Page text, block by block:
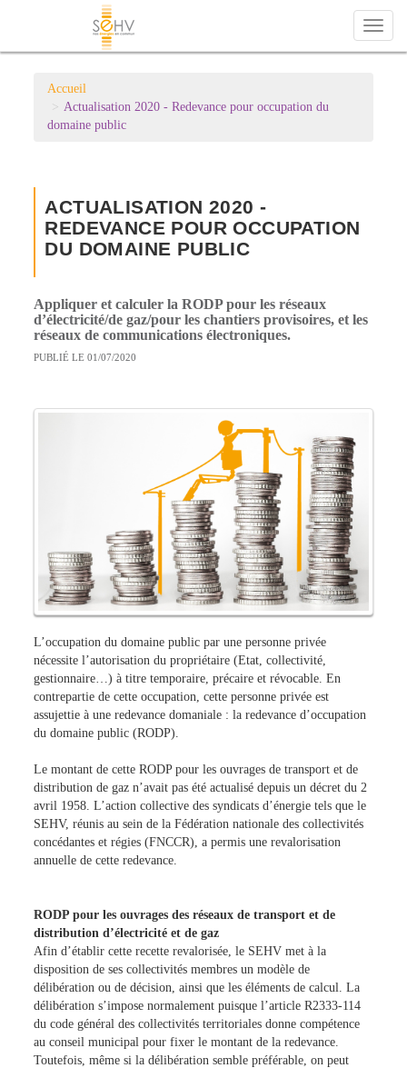
Toggle
Accueil
Actualisation 2020 - Redevance pour occupation du
domaine public
ACTUALISATION 2020 -
REDEVANCE POUR OCCUPATION
DU DOMAINE PUBLIC
Appliquer et calculer la RODP pour les réseaux
d’électricité/de gaz/pour les chantiers provisoires, et les
réseaux de communications électroniques.
PUBLIÉ LE 01/07/2020
L’occupation du domaine public par une personne privée
nécessite l’autorisation du propriétaire (Etat, collectivité,
gestionnaire…) à titre temporaire, précaire et révocable. En
contrepartie de cette occupation, cette personne privée est
assujettie à une redevance domaniale : la redevance d’occupation
du domaine public (RODP).
Le montant de cette RODP pour les ouvrages de transport et de
distribution de gaz n’avait pas été actualisé depuis un décret du 2
avril 1958. L’action collective des syndicats d’énergie tels que le
SEHV, réunis au sein de la Fédération nationale des collectivités
concédantes et régies (FNCCR), a permis une revalorisation
annuelle de cette redevance.
RODP pour les ouvrages des réseaux de transport et de
distribution d’électricité et de gaz
Afin d’établir cette recette revalorisée, le SEHV met à la
disposition de ses collectivités membres un modèle de
délibération ou de décision, ainsi que les éléments de calcul. La
délibération s’impose normalement puisque l’article R2333-114
du code général des collectivités territoriales donne compétence
au conseil municipal pour fixer le montant de la redevance.
Toutefois, même si la délibération semble préférable, on peut